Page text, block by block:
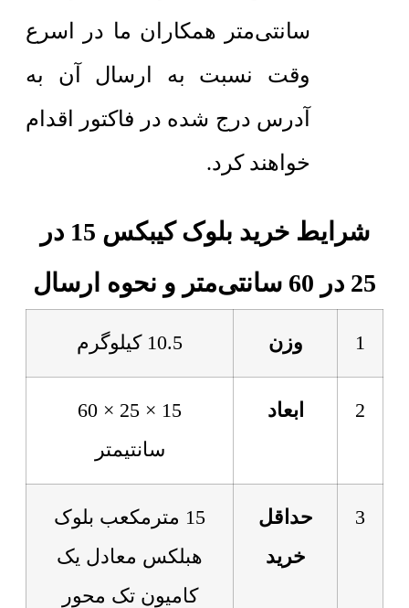
سانتی‌متر همکاران ما در اسرع
وقت نسبت به ارسال آن به
آدرس درج شده در فاکتور اقدام
خواهند کرد.
شرایط خرید بلوک کیبکس 15 در
25 در 60 سانتی‌متر و نحوه ارسال
1 وزن 10.5 کیلوگرم
2 ابعاد
15 × 25 × 60
سانتیمتر
3
حداقل
خرید
15 مترمکعب بلوک
هبلکس معادل یک
کامیون تک محور